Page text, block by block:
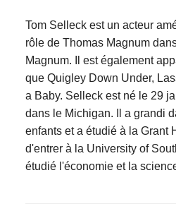
Tom Selleck est un acteur
rôle de Thomas Magnum
Magnum. Il est également
que Quigley Down Under,
a Baby. Selleck est né le 29
dans le Michigan. Il a grandi
enfants et a étudié à la Grant
d'entrer à la University of
étudié l'économie et la